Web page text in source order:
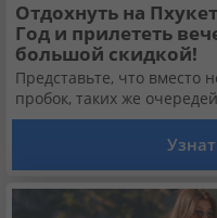
Отдохнуть на
Год и прилететь
большой скидкой!
Представьте, что вместо
пробок, таких же